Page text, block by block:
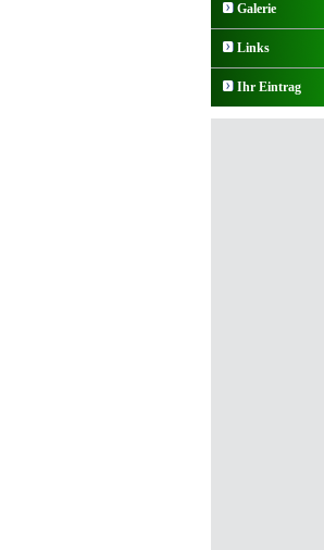
Galerie
Links
Ihr Eintrag